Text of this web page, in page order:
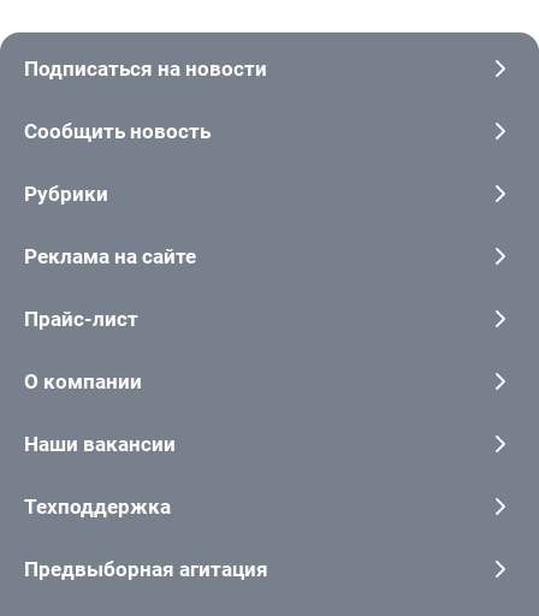
Подписаться на новости
Сообщить новость
Рубрики
Реклама на сайте
Прайс-лист
О компании
Наши вакансии
Техподдержка
Предвыборная агитация